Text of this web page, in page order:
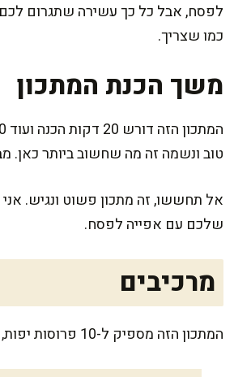
לפסח, אבל כל כך עשירה שתגרום
כמו שצריך.
משך הכנת המתכון
טוב ונשמה זה מה שחשוב ביותר
אל תחששו, זה מתכון פשוט ונגיש.
שלכם עם אפייה לפסח.
מרכיבים
המתכון הזה מספיק ל-10 פרוסות יפות, מושלם למשפחה מצומצמת או לערב עם חברים שמגיעים לקפה.